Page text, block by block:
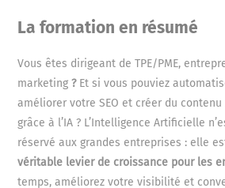
La formation en résumé
Vous êtes dirigeant de TPE/PME,
marketing ?Et si vous pouviez
améliorer votre SEO et créer du
grâce à l’IA ? L’Intelligence Artificielle
réservé aux grandes entreprises : elle
véritable levier de croissance pour les
temps, améliorez votre visibilité et